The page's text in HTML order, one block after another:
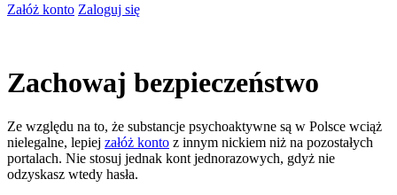
Załóż konto Zaloguj się
Zachowaj bezpieczeństwo
Ze względu na to, że substancje psychoaktywne są w Polsce wciąż
nielegalne, lepiej załóż konto z innym nickiem niż na pozostałych
portalach. Nie stosuj jednak kont jednorazowych, gdyż nie
odzyskasz wtedy hasła.